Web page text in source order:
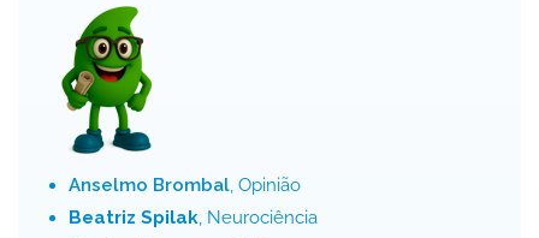
Anselmo Brombal, Opinião
Beatriz Spilak, Neurociência